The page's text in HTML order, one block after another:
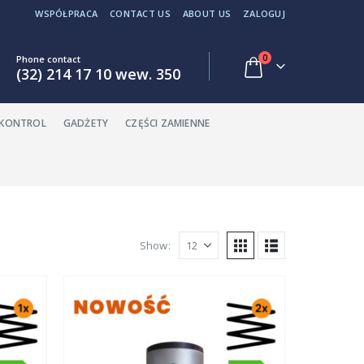
WSPÓŁPRACA CONTACT US ABOUT US ZALOGUJ
Phone contact
(32) 214 17 10 wew. 350
0
GADŻETY CZĘŚCI ZAMIENNE
Show: